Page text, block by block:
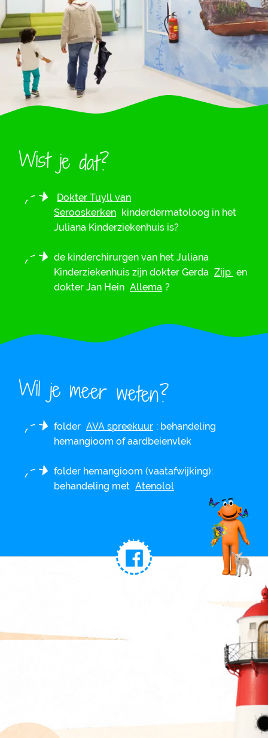
Wist je dat?
Dokter Tuyll van
Serooskerken kinderdermatoloog in het
Juliana Kinderziekenhuis is?
de kinderchirurgen van het Juliana
Kinderziekenhuis zijn dokter Gerda Zijp en
dokter Jan Hein Allema ?
Wil je meer weten?
folder AVA spreekuur : behandeling
hemangioom of aardbeienvlek
folder hemangioom (vaatafwijking):
behandeling met Atenolol